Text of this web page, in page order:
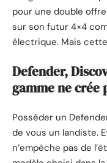
pour une double
sur son futur 4×4
électrique. Mais
Defender,
gamme ne crée
Posséder un
de vous un landiste.
n’empêche pas de